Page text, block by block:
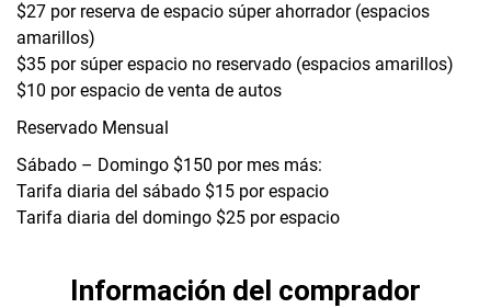
$27 por reserva de espacio súper ahorrador (espacios
amarillos)
$35 por súper espacio no reservado (espacios amarillos)
$10 por espacio de venta de autos
Reservado Mensual
Sábado – Domingo $150 por mes más:
Tarifa diaria del sábado $15 por espacio
Tarifa diaria del domingo $25 por espacio
Información del comprador